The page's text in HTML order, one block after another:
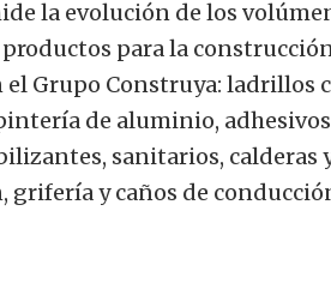
la evolución de los
para la
Grupo Construya: ladrillos
de aluminio,
sanitarios, calderas
grifería y caños de